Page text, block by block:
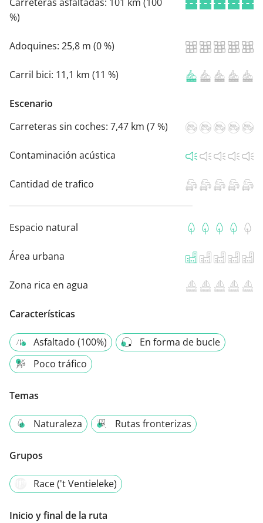
%)
Adoquines: 25,8 m (0 %)
Carril bici: 11,1 km (11 %)
Escenario
Carreteras sin coches: 7,47 km (7 %)
Contaminación acústica
Cantidad de trafico
Espacio natural
Área urbana
Zona rica en agua
Características
Asfaltado (100%)
En forma de bucle
Poco tráfico
Temas
Naturaleza Rutas fronterizas
Grupos
Race ('t Ventieleke)
Inicio y final de la ruta